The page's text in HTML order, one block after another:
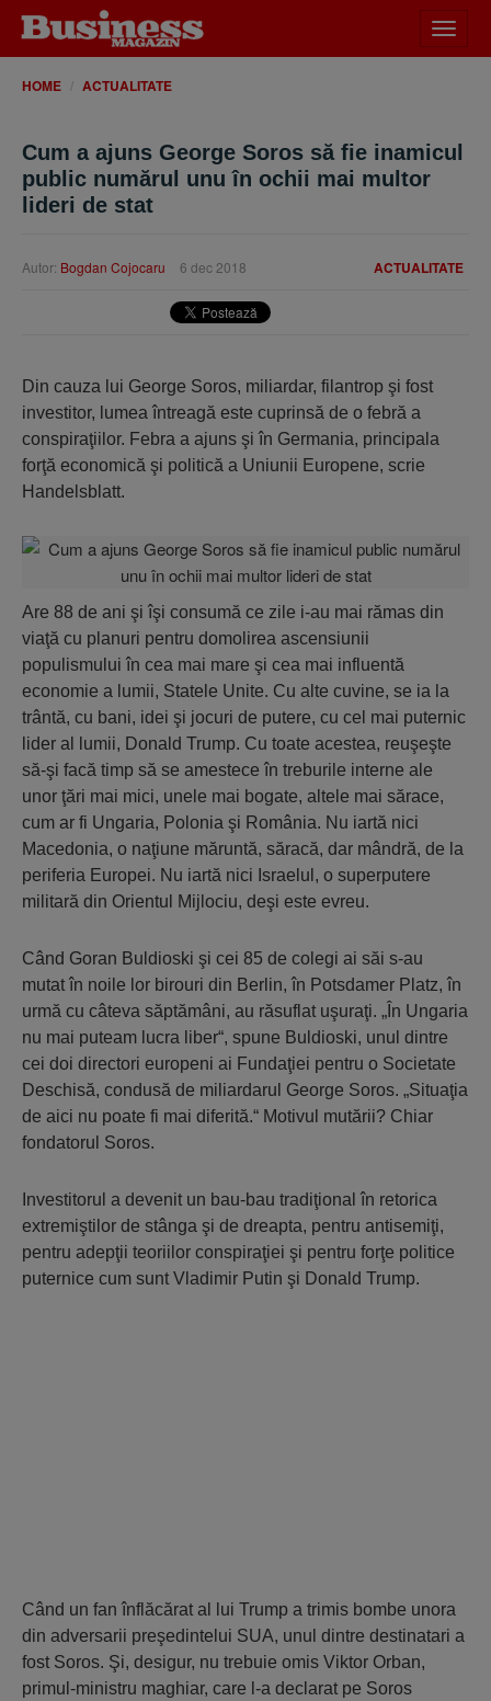
meniu
HOME ACTUALITATE
Cum a ajuns George Soros să fie inamicul
public numărul unu în ochii mai multor
lideri de stat
ACTUALITATE
Autor: Bogdan Cojocaru 6 dec 2018
Din cauza lui George Soros, miliardar, filantrop şi fost
investitor, lumea întreagă este cuprinsă de o febră a
conspiraţiilor. Febra a ajuns şi în Germania, principala
forţă economică şi politică a Uniunii Europene, scrie
Handelsblatt.
Are 88 de ani şi îşi consumă ce zile i-au mai rămas din
viaţă cu planuri pentru domolirea ascensiunii
populismului în cea mai mare şi cea mai influentă
economie a lumii, Statele Unite. Cu alte cuvine, se ia la
trântă, cu bani, idei şi jocuri de putere, cu cel mai puternic
lider al lumii, Donald Trump. Cu toate acestea, reuşeşte
să-şi facă timp să se amestece în treburile interne ale
unor ţări mai mici, unele mai bogate, altele mai sărace,
cum ar fi Ungaria, Polonia şi România. Nu iartă nici
Macedonia, o naţiune măruntă, săracă, dar mândră, de la
periferia Europei. Nu iartă nici Israelul, o superputere
militară din Orientul Mijlociu, deşi este evreu.
Când Goran Buldioski şi cei 85 de colegi ai săi s-au
mutat în noile lor birouri din Berlin, în Potsdamer Platz, în
urmă cu câteva săptămâni, au răsuflat uşuraţi. „În Ungaria
nu mai puteam lucra liber“, spune Buldioski, unul dintre
cei doi directori europeni ai Fundaţiei pentru o Societate
Deschisă, condusă de miliardarul George Soros. „Situaţia
de aici nu poate fi mai diferită.“ Motivul mutării? Chiar
fondatorul Soros.
Investitorul a devenit un bau-bau tradiţional în retorica
extremiştilor de stânga şi de dreapta, pentru antisemiţi,
pentru adepţii teoriilor conspiraţiei şi pentru forţe politice
puternice cum sunt Vladimir Putin şi Donald Trump.
Când un fan înflăcărat al lui Trump a trimis bombe unora
din adversarii preşedintelui SUA, unul dintre destinatari a
fost Soros. Şi, desigur, nu trebuie omis Viktor Orban,
primul-ministru maghiar, care l-a declarat pe Soros